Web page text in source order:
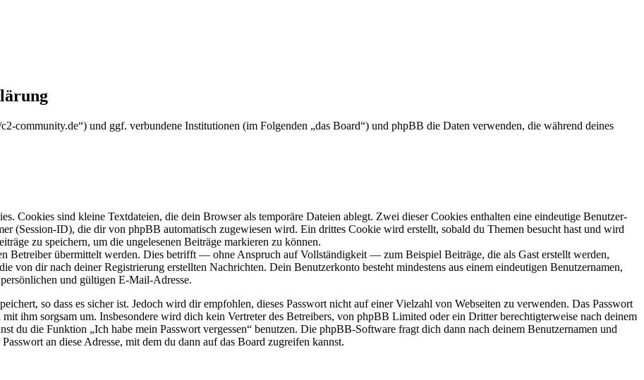
community.de“) und ggf. verbundene Institutionen (im Folgenden „das Board“) und phpBB die Daten verwenden, die während deines
Cookies sind kleine Textdateien, die dein Browser als temporäre Dateien ablegt. Zwei dieser Cookies enthalten eine eindeutige Benutzer-
(Session-ID), die dir von phpBB automatisch zugewiesen wird. Ein drittes Cookie wird erstellt, sobald du Themen besucht hast und wird
zu speichern, um die ungelesenen Beiträge markieren zu können.
Betreiber übermittelt werden. Dies betrifft — ohne Anspruch auf Vollständigkeit — zum Beispiel Beiträge, die als Gast erstellt werden,
von dir nach deiner Registrierung erstellten Nachrichten. Dein Benutzerkonto besteht mindestens aus einem eindeutigen Benutzernamen,
und gültigen E-Mail-Adresse.
so dass es sicher ist. Jedoch wird dir empfohlen, dieses Passwort nicht auf einer Vielzahl von Webseiten zu verwenden. Das Passwort
ihm sorgsam um. Insbesondere wird dich kein Vertreter des Betreibers, von phpBB Limited oder ein Dritter berechtigterweise nach deinem
du die Funktion „Ich habe mein Passwort vergessen“ benutzen. Die phpBB-Software fragt dich dann nach deinem Benutzernamen und
an diese Adresse, mit dem du dann auf das Board zugreifen kannst.